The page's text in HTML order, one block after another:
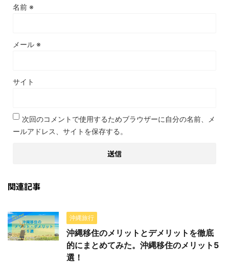
名前 ※
メール ※
サイト
次回のコメントで使用するためブラウザーに自分の名前、メ
ールアドレス、サイトを保存する。
関連記事
沖縄旅行
沖縄移住のメリットとデメリットを徹底
的にまとめてみた。沖縄移住のメリット5
選！